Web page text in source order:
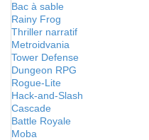
Bac à sable
Rainy Frog
Thriller narratif
Metroidvania
Tower Defense
Dungeon RPG
Rogue-Lite
Hack-and-Slash
Cascade
Battle Royale
Moba